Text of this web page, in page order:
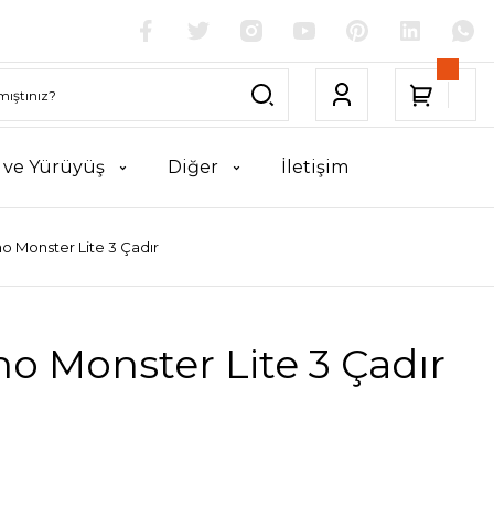
ve Yürüyüş Diğer İletişim
Monster Lite 3 Çadır
Monster Lite 3 Çadır